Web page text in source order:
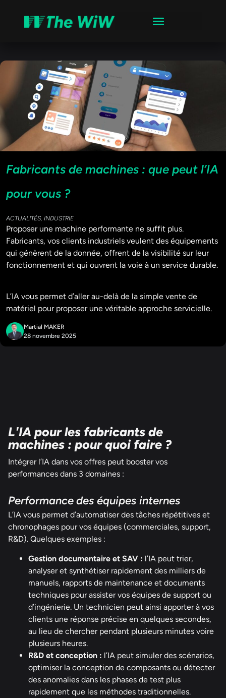
Fabricants de machines : que peut l’IA
pour vous ?
ACTUALITÉS, INDUSTRIE
Proposer une machine performante ne suffit plus.
Fabricants, vos clients industriels veulent des équipements
qui génèrent de la donnée, offrent de la visibilité sur leur
fonctionnement et qui ouvrent la voie à un service durable.
L’IA vous permet d’aller au-delà de la simple vente de
matériel pour proposer une véritable approche servicielle.
Martial MAKER
28 novembre 2025
L'IA pour les fabricants de
machines : pour quoi faire ?
Intégrer l’IA dans vos offres peut booster vos
performances dans 3 domaines :
Performance des équipes internes
L’IA vous permet d’automatiser des tâches répétitives et
chronophages pour vos équipes (commerciales, support,
R&D). Quelques exemples :
Gestion documentaire et SAV : l’IA peut trier,
analyser et synthétiser rapidement des milliers de
manuels, rapports de maintenance et documents
techniques pour assister vos équipes de support ou
d’ingénierie. Un technicien peut ainsi apporter à vos
clients une réponse précise en quelques secondes,
au lieu de chercher pendant plusieurs minutes voire
plusieurs heures.
R&D et conception : l’IA peut simuler des scénarios,
optimiser la conception de composants ou détecter
des anomalies dans les phases de test plus
rapidement que les méthodes traditionnelles.